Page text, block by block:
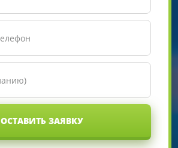
ОСТАВИТЬ ЗАЯВКУ